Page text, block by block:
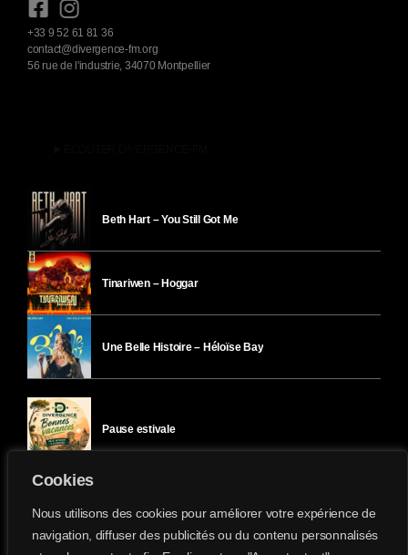
Cookies
Nous utilisons des cookies pour améliorer votre expérience de
navigation, diffuser des publicités ou du contenu personnalisés
+33 9 52 61 81 36
contact@divergence-fm.org
56 rue de l'industrie, 34070 Montpellier
Beth Hart – You Still Got Me
Tinariwen – Hoggar
Une Belle Histoire – Héloïse Bay
Pause estivale